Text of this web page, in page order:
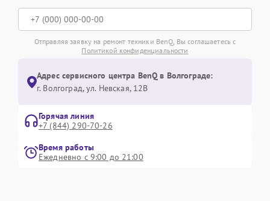
Отправляя заявку на ремонт техники BenQ, Вы соглашаетесь с
Политикой конфиденциальности
Адрес сервисного центра BenQ в Волгограде:
г. Волгоград, ул. Невская, 12В
Горячая линия
+7 (844) 290-70-26
Время работы
Ежедневно с 9:00 до 21:00